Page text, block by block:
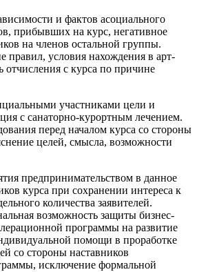
и фактов асоциального
прибывших на курс, негативное
на членов остальной группы.
условия нахождения в арт-
отчисления с курса по причине
участниками цели и
с санаторно-курортным лечением.
перед началом курса со стороны
целей, смысла, возможности
предпринимательством в данное
курса при сохранении интереса к
количества заявителей.
возможность защиты бизнес-
программы на развитие
помощи в проработке
со стороны наставников
исключение формальной